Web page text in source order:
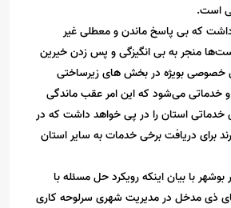
است.
داشت که بی پاسخ ماندن و معطلی غیر
منجر به بی انگیزگی و پس زدن خیرین
خصوصی بویژه در بخش های زیرساختی
و خدماتی می‌شود که این امر عقب ماندگی
استان را در پی خواهد داشت که در
برای دریافت برخی خدمات به سایر استان
بوشهر با بیان اینکه رویکرد حل مسئله با
ذی‌ مدخل در مدیریت شهری سرلوحه کاری